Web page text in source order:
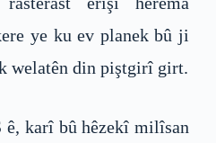
ye ku ev planek bû ji
welatên din piştgirî girt.
ê, karî bû hêzekî milîsan